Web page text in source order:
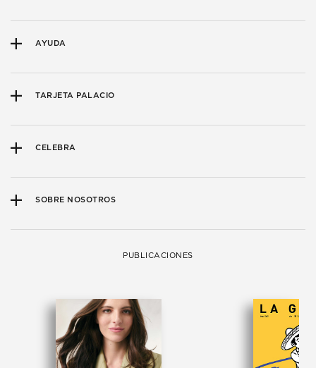
AYUDA
TARJETA PALACIO
CELEBRA
SOBRE NOSOTROS
PUBLICACIONES